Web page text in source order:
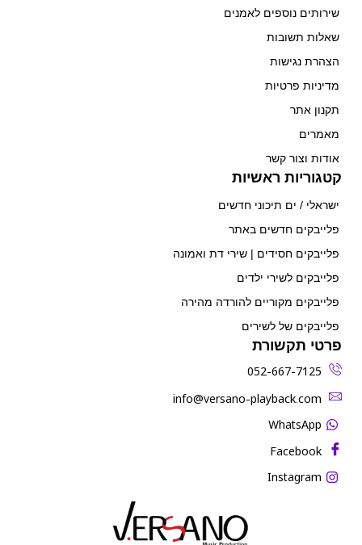
שירותים נוספים לאמנים
שאלות תשובות
הצהרת נגישות
מדיניות פרטיות
תקנון אתר
מאמרים
אודות וצור קשר
קטגוריות ראשיות
ישראלי / ים תיכוני חדשים
פלייבקים חדשים באתר
פלייבקים חסידים | שירי דת ואמונה
פלייבקים לשירי ילדים
פלייבקים מקוריים להורדה מהירה
פלייבקים של לשירים
פרטי תקשורת
052-667-7125
‫info@versano-playback.com‬
WhatsApp
Facebook
Instagram